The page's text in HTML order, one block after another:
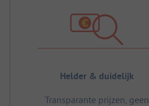
Helder & duidelijk
Transparante prijzen, geen